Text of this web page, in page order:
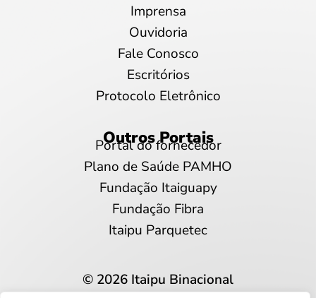
Imprensa
Ouvidoria
Fale Conosco
Escritórios
Protocolo Eletrônico
Outros Portais
Portal do fornecedor
Plano de Saúde PAMHO
Fundação Itaiguapy
Fundação Fibra
Itaipu Parquetec
© 2026 Itaipu Binacional